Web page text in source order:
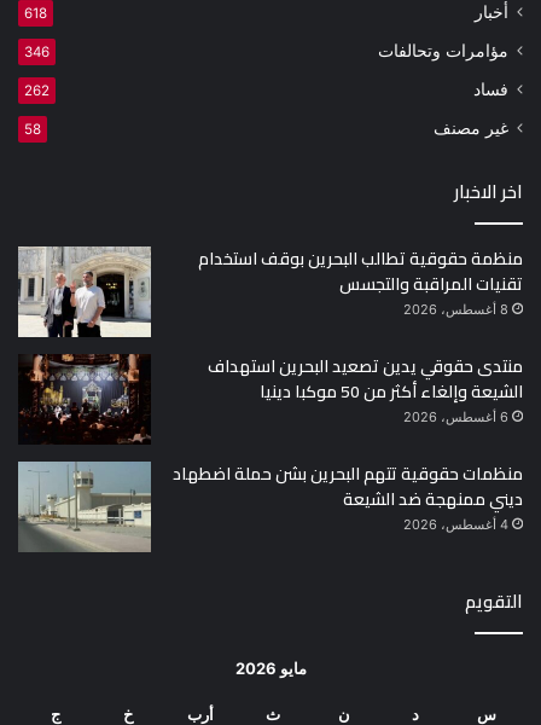
أخبار 618
مؤامرات وتحالفات 346
فساد 262
غير مصنف 58
اخر الاخبار
منظمة حقوقية تطالب البحرين بوقف استخدام
تقنيات المراقبة والتجسس
8 أغسطس، 2026
منتدى حقوقي يدين تصعيد البحرين استهداف
الشيعة وإلغاء أكثر من 50 موكبا دينيا
6 أغسطس، 2026
منظمات حقوقية تتهم البحرين بشن حملة اضطهاد
ديني ممنهجة ضد الشيعة
4 أغسطس، 2026
التقويم
مايو 2026
س د ن ث أرب خ ج